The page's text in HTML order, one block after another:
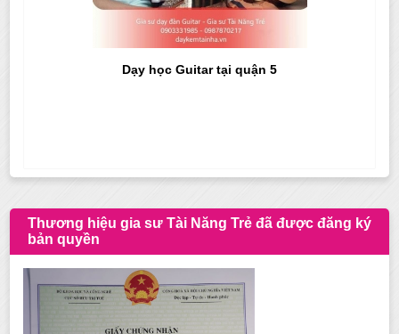
Dạy học Guitar tại quận 5
Thương hiệu gia sư Tài Năng Trẻ đã được đăng ký
bản quyền